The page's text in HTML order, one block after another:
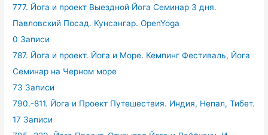
777. Йога и проект Выездной Йога Семинар 3 дня.
Павловский Посад. Кунсангар. OpenYoga
0 Записи
787. Йога и проект. Йога и Море. Кемпинг Фестиваль, Йога
Семинар на Черном море
73 Записи
790.-811. Йога и Проект Путешествия. Индия, Непал, Тибет.
17 Записи